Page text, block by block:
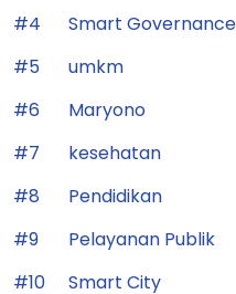
#4
Smart Governance
#5
umkm
#6
Maryono
#7
kesehatan
#8
Pendidikan
#9
Pelayanan Publik
#10
Smart City